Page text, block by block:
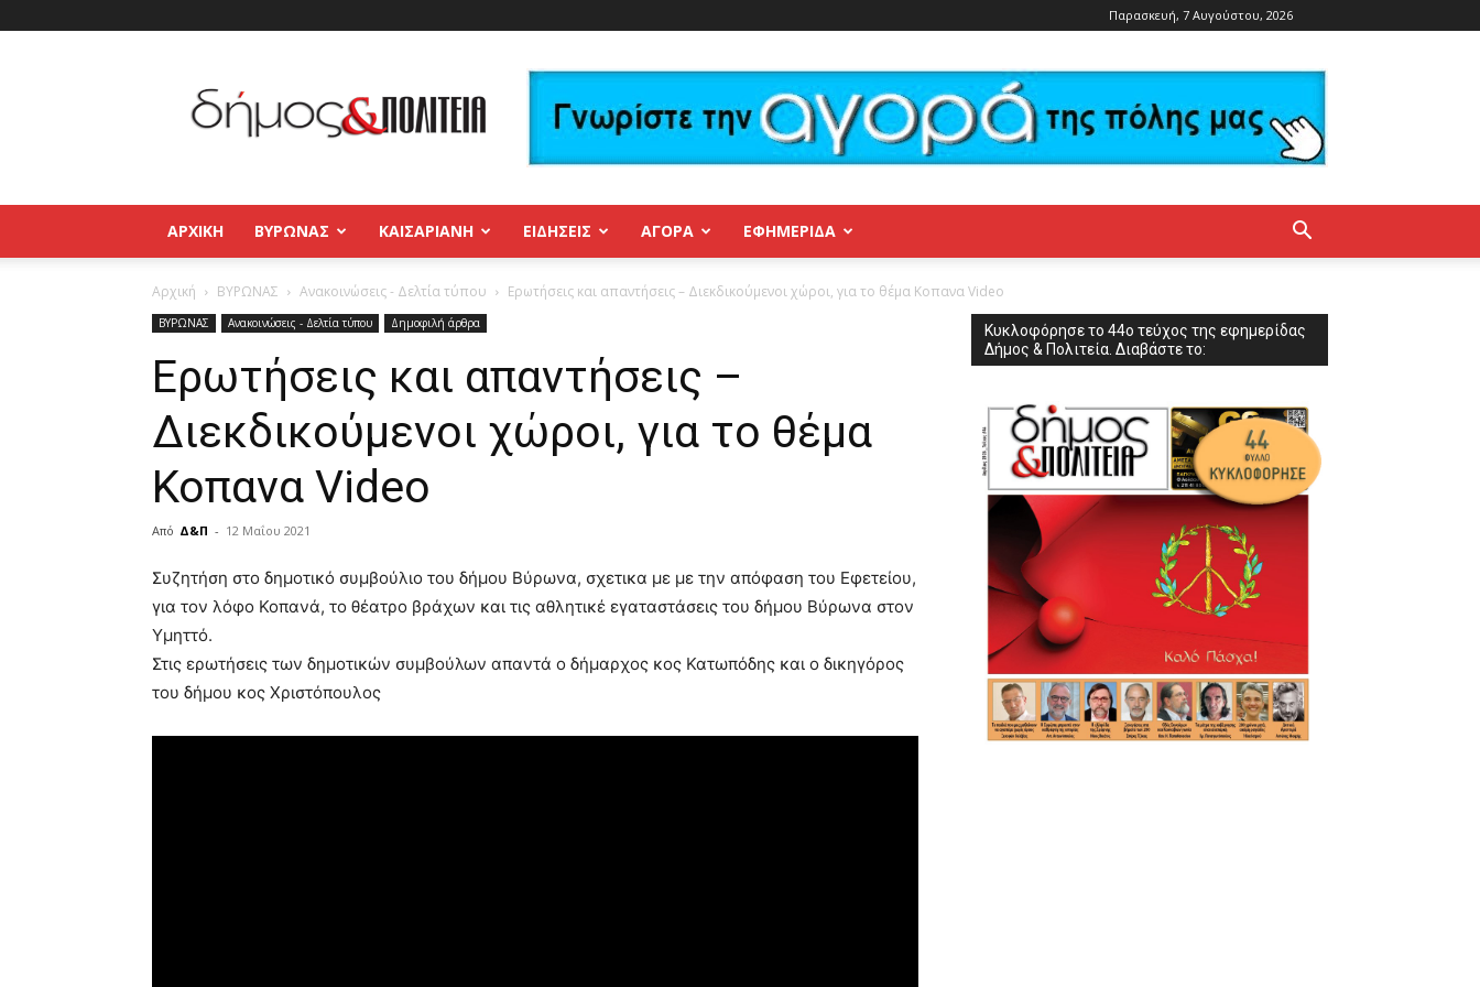
Παρασκευή, 7 Αυγούστου, 2026
και
Πολιτεία
Βύρωνας
–
Παγκράτι
ΑΡΧΙΚΉ ΒΥΡΩΝΑΣ ΚΑΙΣΑΡΙΑΝΗ ΕΙΔΗΣΕΙΣ ΑΓΟΡΑ ΕΦΗΜΕΡΊΔΑ
Αρχική ΒΥΡΩΝΑΣ Ανακοινώσεις - Δελτία τύπου Ερωτήσεις και απαντήσεις – Διεκδικούμενοι χώροι, για το θέμα Κοπανα Video
ΒΥΡΩΝΑΣ Ανακοινώσεις - Δελτία τύπου Δημοφιλή άρθρα
Ερωτήσεις και απαντήσεις –
Διεκδικούμενοι χώροι, για το θέμα
Κοπανα Video
Από Δ&Π - 12 Μαΐου 2021
blonde
lesbians
very
hot
cam
show.desi
brandi
Συζητήση στο δημοτικό συμβούλιο του δήμου Βύρωνα, σχετικα με με την απόφαση του Εφετείου,
για τον λόφο Κοπανά, το θέατρο βράχων και τις αθλητικέ εγαταστάσεις του δήμου Βύρωνα στον
Υμηττό.
Στις ερωτήσεις των δημοτικών συμβούλων απαντά ο δήμαρχος κος Κατωπόδης και ο δικηγόρος
του δήμου κος Χριστόπουλος
Κυκλοφόρησε το 44ο τεύχος της εφημερίδας
Δήμος & Πολιτεία. Διαβάστε το: